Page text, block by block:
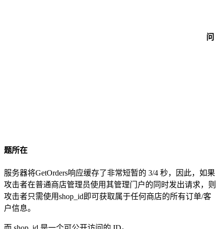
问
题所在
服务器将GetOrders响应缓存了非常短暂的 3/4 秒，因此，如果
攻击者在普通商店管理员使用其管理门户的同时发出请求，则
攻击者只需使用shop_id即可获取属于任何商店的所有订单/客
户信息。